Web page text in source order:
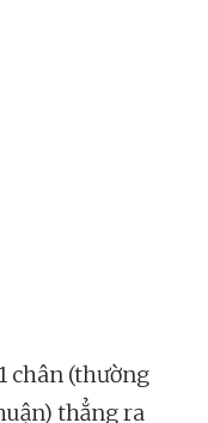
chân (thường
thẳng ra